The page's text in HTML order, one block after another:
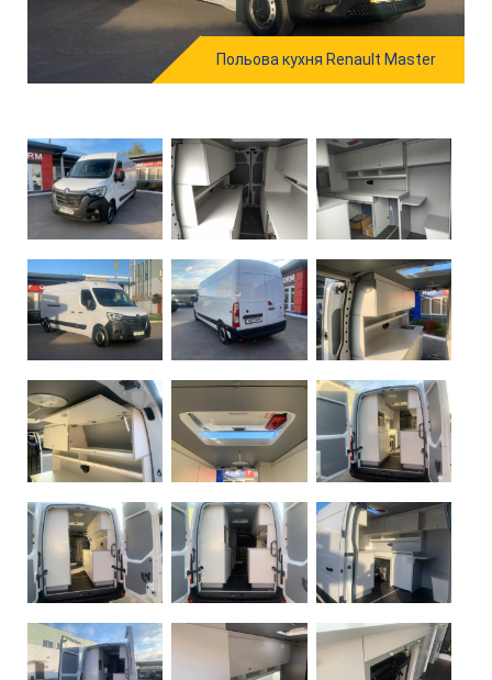
Польова кухня Renault Master